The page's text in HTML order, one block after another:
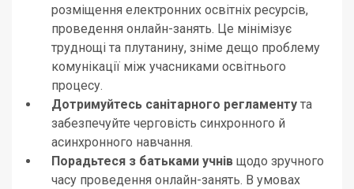
розміщення електронних освітніх ресурсів,
проведення онлайн-занять. Це мінімізує
труднощі та плутанину, зніме дещо проблему
комунікації між учасниками освітнього
процесу.
Дотримуйтесь санітарного регламенту та
забезпечуйте черговість синхронного й
асинхронного навчання.
Порадьтеся з батьками учнів щодо зручного
часу проведення онлайн-занять. В умовах